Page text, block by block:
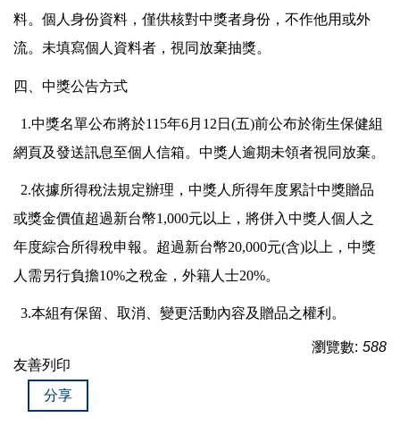
料。個人身份資料，僅供核對中獎者身份，不作他用或外
流。未填寫個人資料者，視同放棄抽獎。
四、中獎公告方式
1.中獎名單公布將於115年6月12日(五)前公布於衛生保健組
網頁及發送訊息至個人信箱。中獎人逾期未領者視同放棄。
2.依據所得稅法規定辦理，中獎人所得年度累計中獎贈品
或獎金價值超過新台幣1,000元以上，將併入中獎人個人之
年度綜合所得稅申報。超過新台幣20,000元(含)以上，中獎
人需另行負擔10%之稅金，外籍人士20%。
3.本組有保留、取消、變更活動內容及贈品之權利。
瀏覽數: 588
友善列印
分享